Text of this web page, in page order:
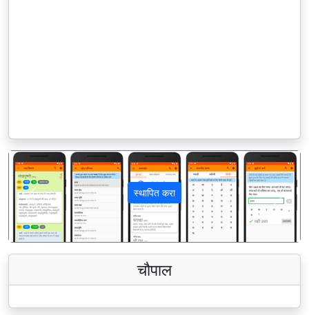
स्थापित करा
पिछला अगला
चौपाल